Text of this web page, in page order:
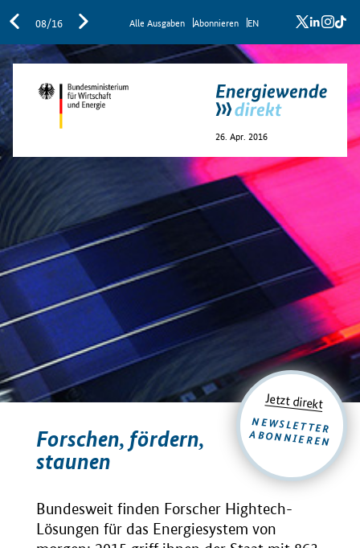
08/16 Al­le Aus­ga­ben Abon­nie­ren EN x
26. Apr. 2016
Forschen, fördern,
staunen
Bundesweit finden Forscher Hightech-
Lösungen für das Energiesystem von
Jetzt direkt
NEWSLETTER
ABONNIEREN